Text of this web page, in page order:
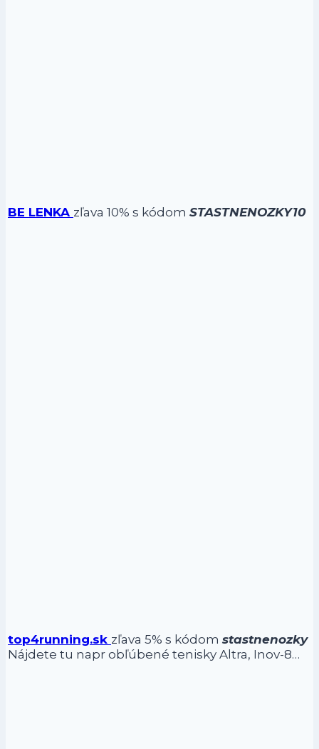
BE LENKA zľava 10% s kódom STASTNENOZKY10
top4running.sk zľava 5% s kódom stastnenozky
Nájdete tu napr obľúbené tenisky Altra, Inov-8…